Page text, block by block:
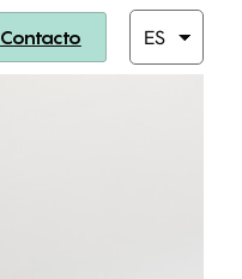
Contacto